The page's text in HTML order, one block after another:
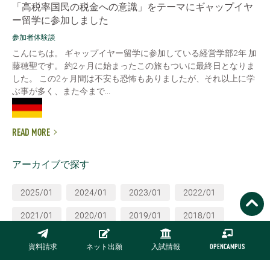
資料請求 ネット出願 入試情報 OPENCAMPUS
「高税率国民の税金への意識」をテーマにギャップイヤ
ー留学に参加しました
参加者体験談
こんにちは。 ギャップイヤー留学に参加している経営学部2年 加
藤穂聖です。 約2ヶ月に始まったこの旅もついに最終日となりま
した。 この2ヶ月間は不安も恐怖もありましたが、それ以上に学
ぶ事が多く、また今まで...
READ MORE
アーカイブで探す
2025/01 2024/01 2023/01 2022/01
2021/01 2020/01 2019/01 2018/01
2017/01 2016/01